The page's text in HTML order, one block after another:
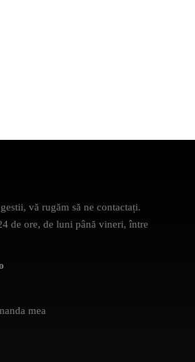
vă rugăm să ne contactați.
de ore, de luni până vineri, între
mea